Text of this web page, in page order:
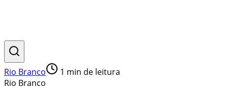
Rio Branco 1 min de leitura
Rio Branco